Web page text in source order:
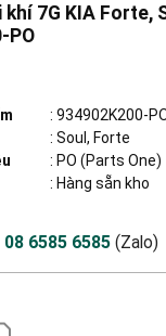
7G KIA Forte,
PO
: 934902K200-
: Soul, Forte
: PO (Parts One)
: Hàng sẵn kho
08 6585 6585 (Zalo)